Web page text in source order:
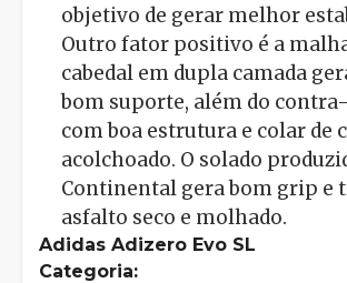
objetivo de gerar melhor
Outro fator positivo é a
cabedal em dupla camada
bom suporte, além do
com boa estrutura e colar de
acolchoado. O solado
Continental gera bom grip e
asfalto seco e molhado.
Adidas Adizero Evo SL
Categoria: